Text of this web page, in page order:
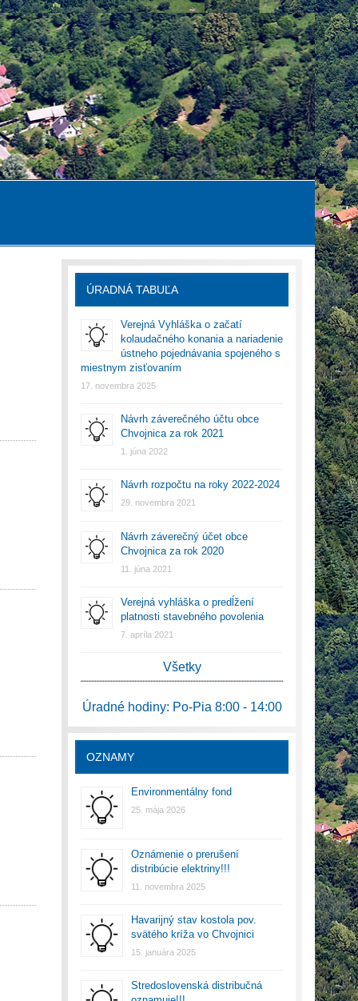
ÚRADNÁ TABUĽA
Verejná Vyhláška o začatí
kolaudačného konania a nariadenie
ústneho pojednávania spojeného s
miestnym zisťovaním
17. novembra 2025
Návrh záverečného účtu obce
Chvojnica za rok 2021
1. júna 2022
Návrh rozpočtu na roky 2022-2024
29. novembra 2021
Návrh záverečný účet obce
Chvojnica za rok 2020
11. júna 2021
Verejná vyhláška o predĺžení
platnosti stavebného povolenia
7. apríla 2021
Všetky
Úradné hodiny: Po-Pia 8:00 - 14:00
OZNAMY
Environmentálny fond
25. mája 2026
Oznámenie o prerušení
distribúcie elektriny!!!
11. novembra 2025
Havarijný stav kostola pov.
svätého kríža vo Chvojnici
15. januára 2025
Stredoslovenská distribučná